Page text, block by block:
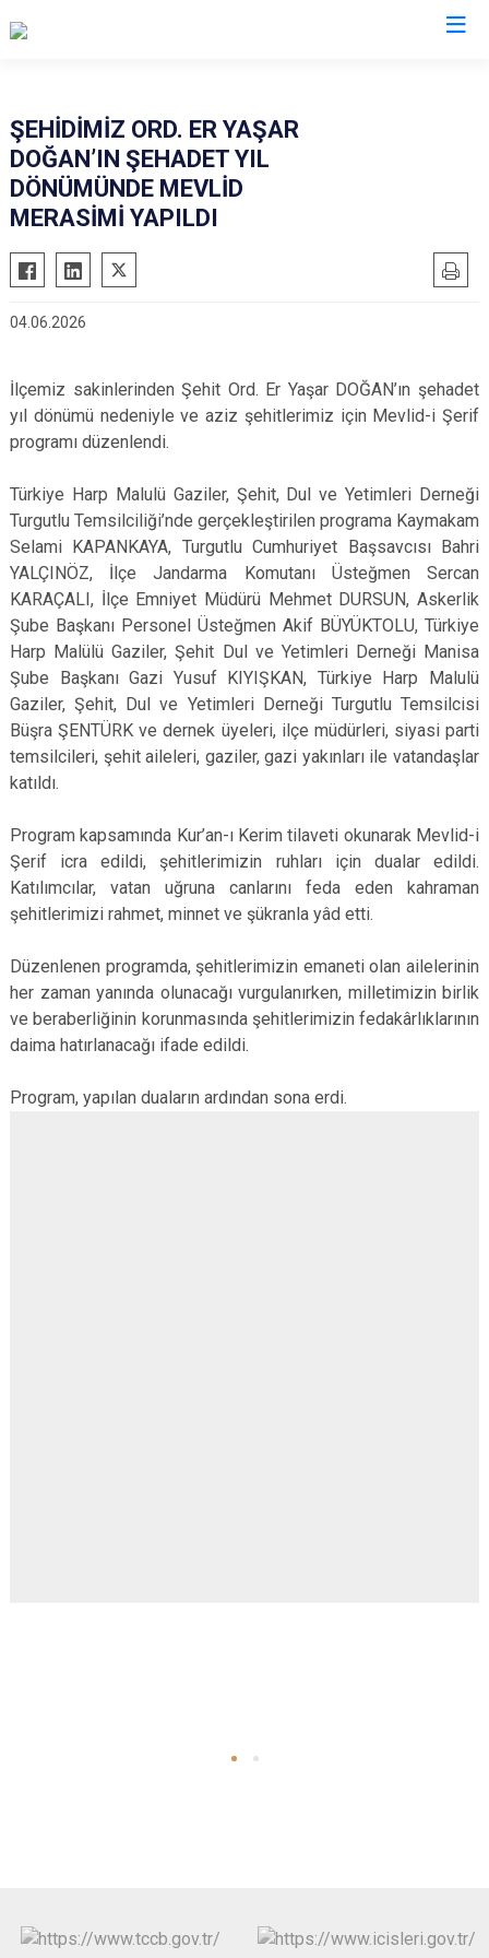
Ahmetli
Akhisar
Demirci
Kırkağaç
Köprübaşı
Kula
Salihli
Yunusemre
ŞEHİDİMİZ ORD. ER YAŞAR
DOĞAN’IN ŞEHADET YIL
DÖNÜMÜNDE MEVLİD
MERASİMİ YAPILDI
04.06.2026
İlçemiz sakinlerinden Şehit Ord. Er Yaşar DOĞAN’ın şehadet
yıl dönümü nedeniyle ve aziz şehitlerimiz için Mevlid-i Şerif
programı düzenlendi.
Türkiye Harp Malulü Gaziler, Şehit, Dul ve Yetimleri Derneği
Turgutlu Temsilciliği’nde gerçekleştirilen programa Kaymakam
Selami KAPANKAYA, Turgutlu Cumhuriyet Başsavcısı Bahri
YALÇINÖZ, İlçe Jandarma Komutanı Üsteğmen Sercan
KARAÇALI, İlçe Emniyet Müdürü Mehmet DURSUN, Askerlik
Şube Başkanı Personel Üsteğmen Akif BÜYÜKTOLU, Türkiye
Harp Malülü Gaziler, Şehit Dul ve Yetimleri Derneği Manisa
Şube Başkanı Gazi Yusuf KIYIŞKAN, Türkiye Harp Malulü
Gaziler, Şehit, Dul ve Yetimleri Derneği Turgutlu Temsilcisi
Büşra ŞENTÜRK ve dernek üyeleri, ilçe müdürleri, siyasi parti
temsilcileri, şehit aileleri, gaziler, gazi yakınları ile vatandaşlar
katıldı.
Program kapsamında Kur’an-ı Kerim tilaveti okunarak Mevlid-i
Şerif icra edildi, şehitlerimizin ruhları için dualar edildi.
Katılımcılar, vatan uğruna canlarını feda eden kahraman
şehitlerimizi rahmet, minnet ve şükranla yâd etti.
Düzenlenen programda, şehitlerimizin emaneti olan ailelerinin
her zaman yanında olunacağı vurgulanırken, milletimizin birlik
ve beraberliğinin korunmasında şehitlerimizin fedakârlıklarının
daima hatırlanacağı ifade edildi.
Program, yapılan duaların ardından sona erdi.